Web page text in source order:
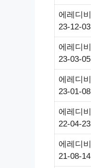
에레디비
23-12-03
에레디비
23-03-05
에레디비
23-01-08
에레디비
22-04-23
에레디비
21-08-14